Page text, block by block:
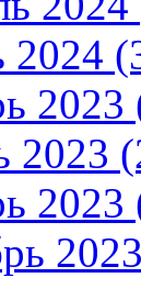
2024
2023
2023
2023